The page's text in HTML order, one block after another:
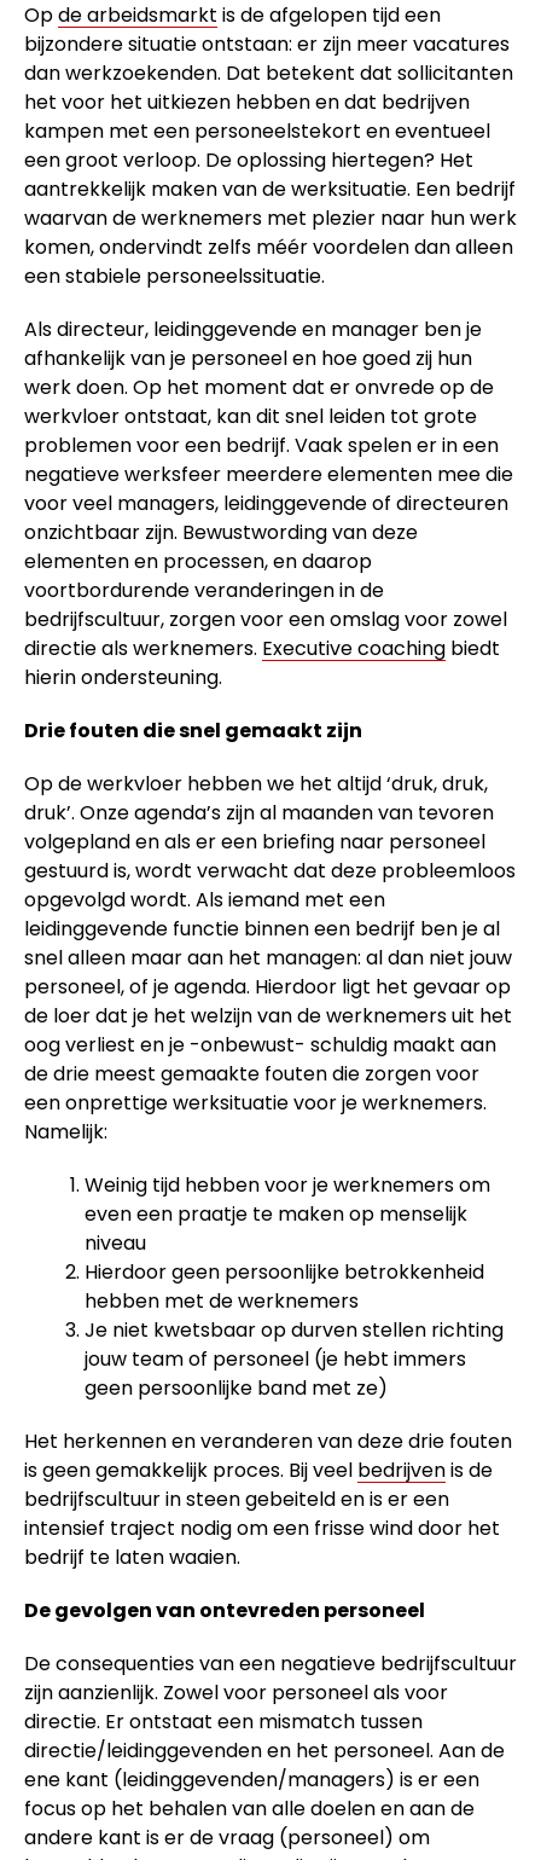
Opde arbeidsmarkt is de afgelopen tijd een
bijzondere situatie ontstaan: er zijn meer vacatures
dan werkzoekenden. Dat betekent dat sollicitanten
het voor het uitkiezen hebben en dat bedrijven
kampen met een personeelstekort en eventueel
een groot verloop. De oplossing hiertegen? Het
aantrekkelijk maken van de werksituatie. Een bedrijf
waarvan de werknemers met plezier naar hun werk
komen, ondervindt zelfs méér voordelen dan alleen
een stabiele personeelssituatie.
Als directeur, leidinggevende en manager ben je
afhankelijk van je personeel en hoe goed zij hun
werk doen. Op het moment dat er onvrede op de
werkvloer ontstaat, kan dit snel leiden tot grote
problemen voor een bedrijf. Vaak spelen er in een
negatieve werksfeer meerdere elementen mee die
voor veel managers, leidinggevende of directeuren
onzichtbaar zijn. Bewustwording van deze
elementen en processen, en daarop
voortbordurende veranderingen in de
bedrijfscultuur, zorgen voor een omslag voor zowel
directie als werknemers. Executive coaching biedt
hierin ondersteuning.
Drie fouten die snel gemaakt zijn
Op de werkvloer hebben we het altijd ‘druk, druk,
druk’. Onze agenda’s zijn al maanden van tevoren
volgepland en als er een briefing naar personeel
gestuurd is, wordt verwacht dat deze probleemloos
opgevolgd wordt. Als iemand met een
leidinggevende functie binnen een bedrijf ben je al
snel alleen maar aan het managen: al dan niet jouw
personeel, of je agenda. Hierdoor ligt het gevaar op
de loer dat je het welzijn van de werknemers uit het
oog verliest en je -onbewust- schuldig maakt aan
de drie meest gemaakte fouten die zorgen voor
een onprettige werksituatie voor je werknemers.
Namelijk:
Weinig tijd hebben voor je werknemers om
even een praatje te maken op menselijk
niveau
Hierdoor geen persoonlijke betrokkenheid
hebben met de werknemers
Je niet kwetsbaar op durven stellen richting
jouw team of personeel (je hebt immers
geen persoonlijke band met ze)
Het herkennen en veranderen van deze drie fouten
is geen gemakkelijk proces. Bij veel bedrijvenis de
bedrijfscultuur in steen gebeiteld en is er een
intensief traject nodig om een frisse wind door het
bedrijf te laten waaien.
De gevolgen van ontevreden personeel
De consequenties van een negatieve bedrijfscultuur
zijn aanzienlijk. Zowel voor personeel als voor
directie. Er ontstaat een mismatch tussen
directie/leidinggevenden en het personeel. Aan de
ene kant (leidinggevenden/managers) is er een
focus op het behalen van alle doelen en aan de
andere kant is er de vraag (personeel) om